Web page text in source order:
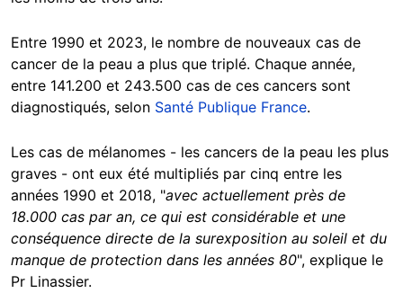
Entre 1990 et 2023, le nombre de nouveaux cas de
cancer de la peau a plus que triplé. Chaque année,
entre 141.200 et 243.500 cas de ces cancers sont
diagnostiqués, selon Santé Publique France.
Les cas de mélanomes - les cancers de la peau les plus
graves - ont eux été multipliés par cinq entre les
années 1990 et 2018, "avec actuellement près de
18.000 cas par an, ce qui est considérable et une
conséquence directe de la surexposition au soleil et du
manque de protection dans les années 80", explique le
Pr Linassier.